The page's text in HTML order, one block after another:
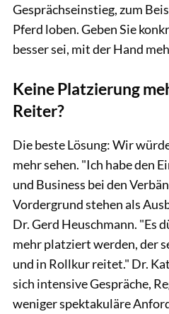
Gesprächseinstieg, zum
Pferd loben. Geben Sie
besser sei, mit der Hand
Keine Platzierung
Reiter?
Die beste Lösung: Wir
mehr sehen. "Ich habe den
und Business bei den
Vordergrund stehen als
Dr. Gerd Heuschmann. "Es
mehr platziert werden, der
und in Rollkur reitet." Dr.
sich intensive Gespräche,
weniger spektakuläre